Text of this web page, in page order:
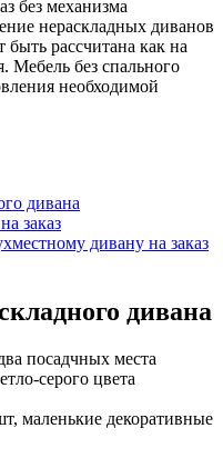
без механизма
нераскладных диванов
рассчитана как на
Мебель без спального
необходимой
дивана
заказ
дивану на заказ
дивана
посадчных места
серого цвета
маленькие декоративные